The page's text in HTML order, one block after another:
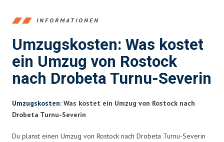
INFORMATIONEN
Umzugskosten: Was kostet
ein Umzug von Rostock
nach Drobeta Turnu-Severin
Umzugskosten: Was kostet ein Umzug von Rostock nach
Drobeta Turnu-Severin
Du planst einen Umzug von Rostock nach Drobeta Turnu-Severin